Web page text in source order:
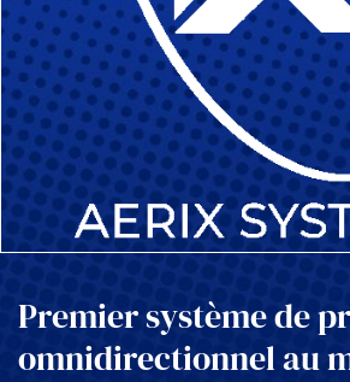
Premier système de
omnidirectionnel au